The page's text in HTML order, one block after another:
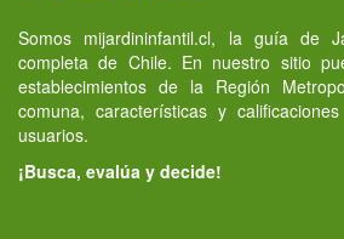
Somos mijardininfantil.cl, la guía de
completa de Chile. En nuestro sitio
establecimientos de la Región
comuna, características y
usuarios.
¡Busca, evalúa y decide!